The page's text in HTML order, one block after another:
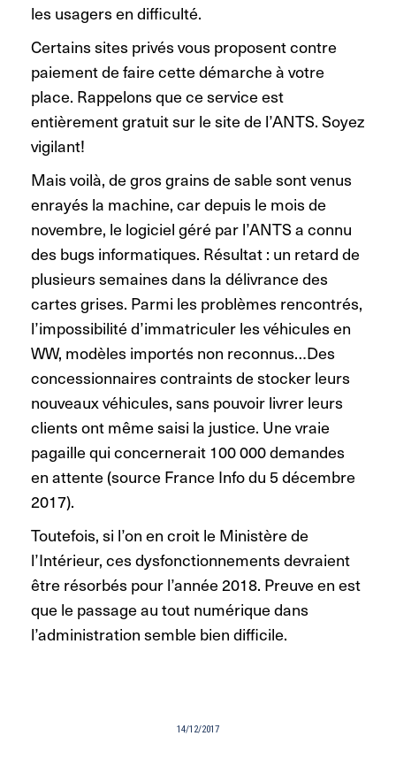
les usagers en difficulté.
Certains sites privés vous proposent contre
paiement de faire cette démarche à votre
place. Rappelons que ce service est
entièrement gratuit sur le site de l’ANTS. Soyez
vigilant!
Mais voilà, de gros grains de sable sont venus
enrayés la machine, car depuis le mois de
novembre, le logiciel géré par l’ANTS a connu
des bugs informatiques. Résultat : un retard de
plusieurs semaines dans la délivrance des
cartes grises. Parmi les problèmes rencontrés,
l’impossibilité d’immatriculer les véhicules en
WW, modèles importés non reconnus…Des
concessionnaires contraints de stocker leurs
nouveaux véhicules, sans pouvoir livrer leurs
clients ont même saisi la justice. Une vraie
pagaille qui concernerait 100 000 demandes
en attente (source France Info du 5 décembre
2017).
Toutefois, si l’on en croit le Ministère de
l’Intérieur, ces dysfonctionnements devraient
être résorbés pour l’année 2018. Preuve en est
que le passage au tout numérique dans
l’administration semble bien difficile.
14/12/2017